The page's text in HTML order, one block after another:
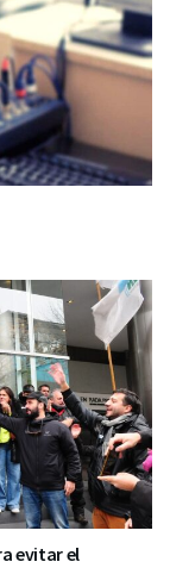
evitar el